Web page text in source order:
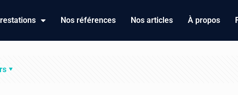
Nos références Nos articles À propos